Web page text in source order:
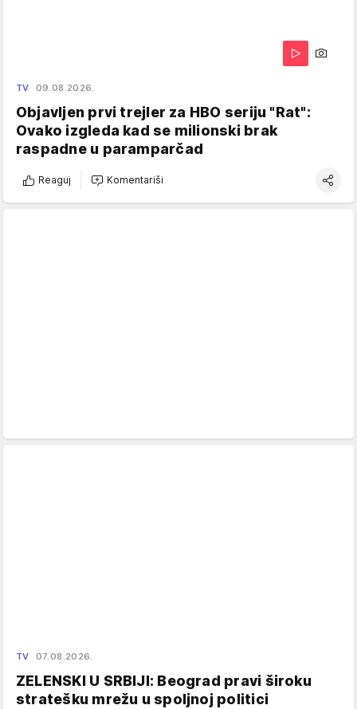
TV 09.08.2026.
Objavljen prvi trejler za HBO seriju "Rat":
Ovako izgleda kad se milionski brak
raspadne u paramparčad
Reaguj Komentariši
TV 07.08.2026.
ZELENSKI U SRBIJI: Beograd pravi široku
stratešku mrežu u spoljnoj politici